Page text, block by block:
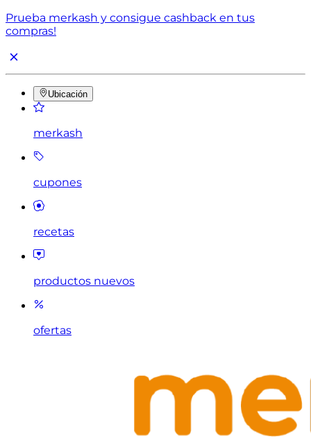
Prueba merkash y consigue cashback en tus
compras!
Ubicación
merkash
cupones
recetas
productos nuevos
ofertas